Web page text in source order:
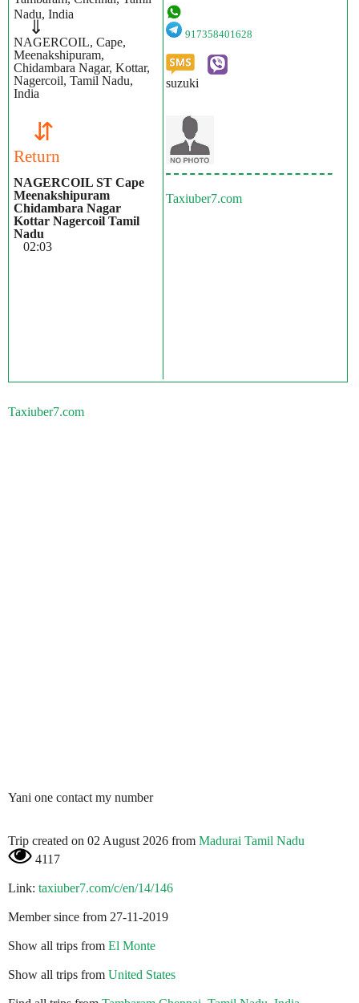
Nadu, India
⇓
NAGERCOIL, Cape,
Meenakshipuram,
Chidambara Nagar, Kottar,
Nagercoil, Tamil Nadu,
India
⇵
Return
NAGERCOIL ST Cape
Meenakshipuram
Chidambara Nagar
Kottar Nagercoil Tamil
Nadu
02:03
917358401628
suzuki
Taxiuber7.com
Taxiuber7.com
Yani one contact my number
Trip created on 02 August 2026 from Madurai Tamil Nadu
4117
Link: taxiuber7.com/c/en/14/146
Member since from 27-11-2019
Show all trips from El Monte
Show all trips from United States